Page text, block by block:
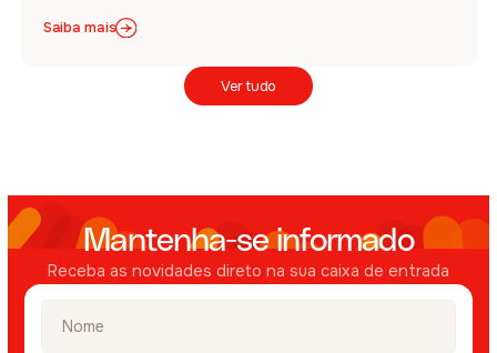
Saiba mais
Ver tudo
Mantenha-se informado
Receba as novidades direto na sua caixa de entrada